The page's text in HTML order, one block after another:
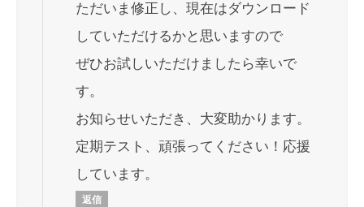
ただいま修正し、現在はダウンロード
していただけるかと思いますので
ぜひお試しいただけましたら幸いで
す。
お知らせいただき、大変助かります。
定期テスト、頑張ってください！応援
しています。
返信